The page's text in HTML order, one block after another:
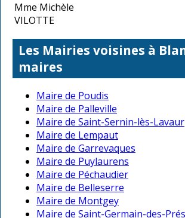
Mme Michèle
VILOTTE
Les Mairies voisines à
maires
Maire de Poudis
Maire de Palleville
Maire de Saint-Sernin-lès-Lavaur
Maire de Lempaut
Maire de Garrevaques
Maire de Puylaurens
Maire de Péchaudier
Maire de Belleserre
Maire de Montgey
Maire de Saint-Germain-des-Prés